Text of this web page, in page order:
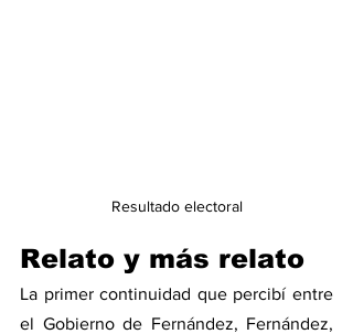
Resultado electoral
Relato y más relato
La primer continuidad que percibí entre
el Gobierno de Fernández, Fernández,